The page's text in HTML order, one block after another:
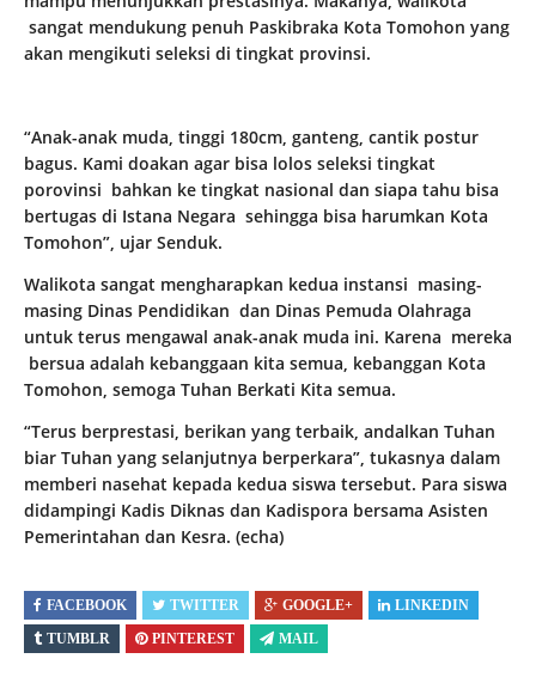
sangat mendukung penuh Paskibraka Kota Tomohon yang
akan mengikuti seleksi di tingkat provinsi.
“Anak-anak muda, tinggi 180cm, ganteng, cantik postur
bagus. Kami doakan agar bisa lolos seleksi tingkat
porovinsi bahkan ke tingkat nasional dan siapa tahu bisa
bertugas di Istana Negara sehingga bisa harumkan Kota
Tomohon”, ujar Senduk.
Walikota sangat mengharapkan kedua instansi masing-
masing Dinas Pendidikan dan Dinas Pemuda Olahraga
untuk terus mengawal anak-anak muda ini. Karena mereka
bersua adalah kebanggaan kita semua, kebanggan Kota
Tomohon, semoga Tuhan Berkati Kita semua.
“Terus berprestasi, berikan yang terbaik, andalkan Tuhan
biar Tuhan yang selanjutnya berperkara”, tukasnya dalam
memberi nasehat kepada kedua siswa tersebut. Para siswa
didampingi Kadis Diknas dan Kadispora bersama Asisten
Pemerintahan dan Kesra. (echa)
FACEBOOK TWITTER GOOGLE+
LINKEDIN
TUMBLR
PINTEREST MAIL